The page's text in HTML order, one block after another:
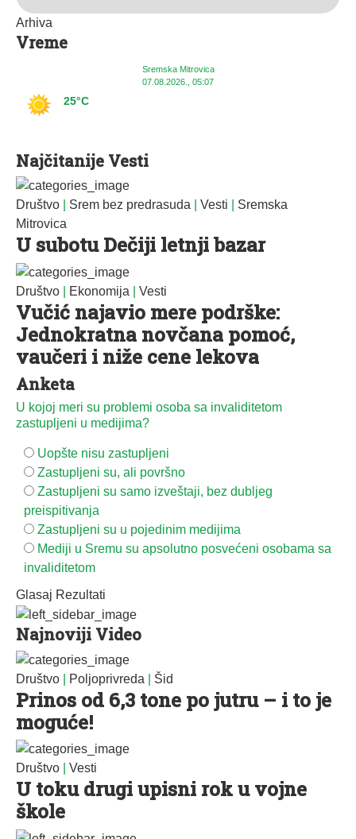
Arhiva
Vreme
Sremska Mitrovica
07.08.2026., 05:07
25°C
Najčitanije Vesti
Društvo Srem bez predrasuda Vesti
Sremska
Mitrovica
U subotu Dečiji letnji bazar
Društvo Ekonomija Vesti
Vučić najavio mere podrške:
Jednokratna novčana pomoć,
vaučeri i niže cene lekova
Anketa
U kojoj meri su problemi osoba sa invaliditetom
zastupljeni u medijima?
Uopšte nisu zastupljeni
Zastupljeni su, ali površno
Zastupljeni su samo izveštaji, bez dubljeg
preispitivanja
Zastupljeni su u pojedinim medijima
Mediji u Sremu su apsolutno posvećeni osobama sa
invaliditetom
Glasaj Rezultati
Najnoviji Video
Društvo Poljoprivreda Šid
Prinos od 6,3 tone po jutru – i to je
moguće!
Društvo Vesti
U toku drugi upisni rok u vojne
škole